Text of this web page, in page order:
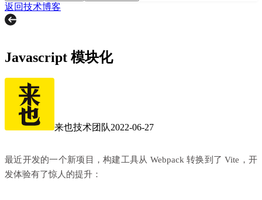
返回技术博客
Javascript 模块化
来也技术团队2022-06-27
最近开发的一个新项目，构建工具从 Webpack 转换到了 Vite，开
发体验有了惊人的提升：